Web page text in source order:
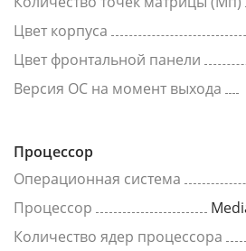
Цвет корпуса
Цвет фронтальной панели
Версия ОС на момент выхода
Процессор
Операционная система
Процессор
Количество ядер процессора